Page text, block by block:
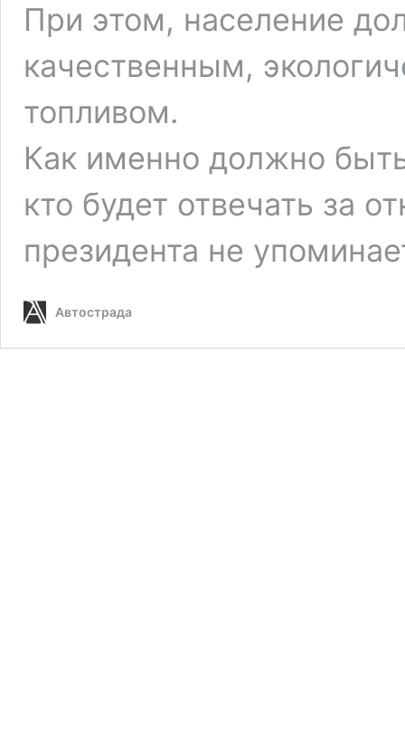
При этом, население
качественным,
топливом.
Как именно должно
кто будет отвечать за
президента не
Автострада